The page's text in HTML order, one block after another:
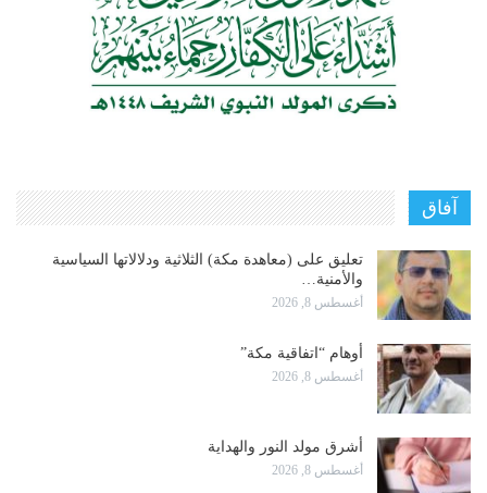
آفاق
تعليق على (معاهدة مكة) الثلاثية ودلالاتها السياسية
والأمنية…
أغسطس 8, 2026
أوهام “اتفاقية مكة”
أغسطس 8, 2026
أشرق مولد النور والهداية
أغسطس 8, 2026